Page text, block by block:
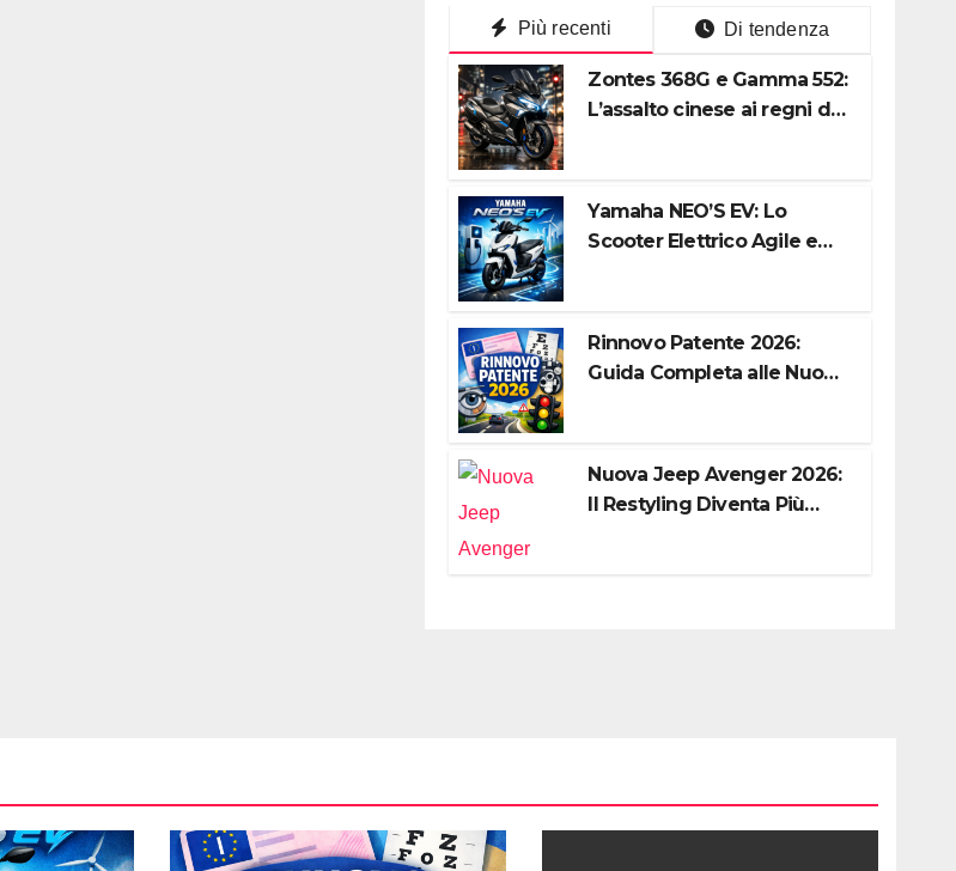
Più recenti Di tendenza
Zontes 368G e Gamma 552:
L’assalto cinese ai regni di
Yamaha NEO’S EV: Lo
Scooter Elettrico Agile e
Rinnovo Patente 2026:
Guida Completa alle Nuove
Nuova Jeep Avenger 2026:
Il Restyling Diventa Più